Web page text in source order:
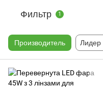
Фильтр 1
Производитель Лидер